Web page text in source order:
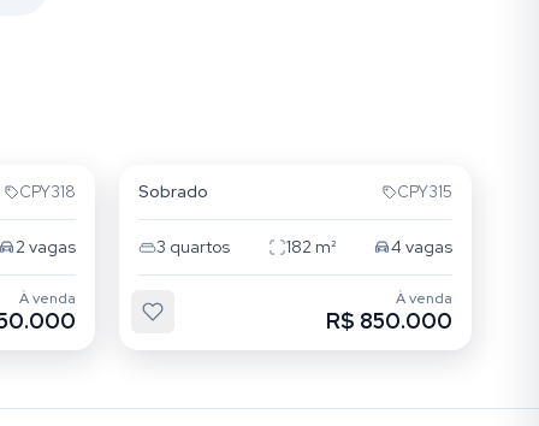
CPY318
2vagas
À venda
Sobrado CPY315
3 quartos 182m² 4 vagas
À venda
R$ 850.000